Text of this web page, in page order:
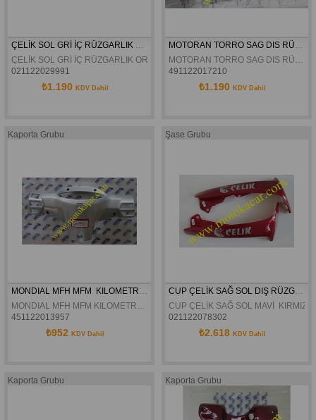
ÇELİK SOL GRİ İÇ RÜZGARLIK ORJİNAL
021122029991
₺1.190 KDV Dahil
491122017210
₺1.190 KDV Dahil
Kaporta Grubu
451122013957
₺952 KDV Dahil
Şase Grubu
CUP ÇELİK SAĞ SOL MAVİ  KIRMIZI
021122078302
₺2.618 KDV Dahil
Kaporta Grubu Kaporta Grubu